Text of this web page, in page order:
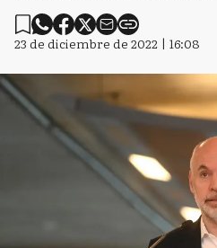
23 de diciembre de 2022 | 16:08